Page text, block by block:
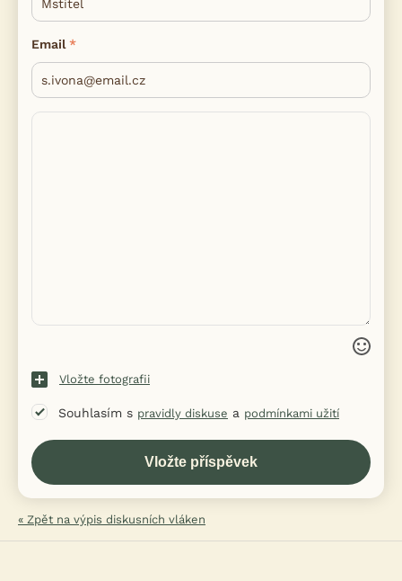
Email
Vložte fotografii
Souhlasím s pravidly diskuse a podmínkami užití
« Zpět na výpis diskusních vláken